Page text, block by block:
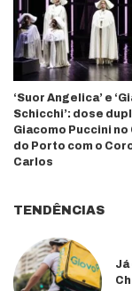
‘Suor Angelica’ e
Schicchi’: dose
Giacomo Puccini no
do Porto com o
Carlos
TENDÊNCIAS
Já